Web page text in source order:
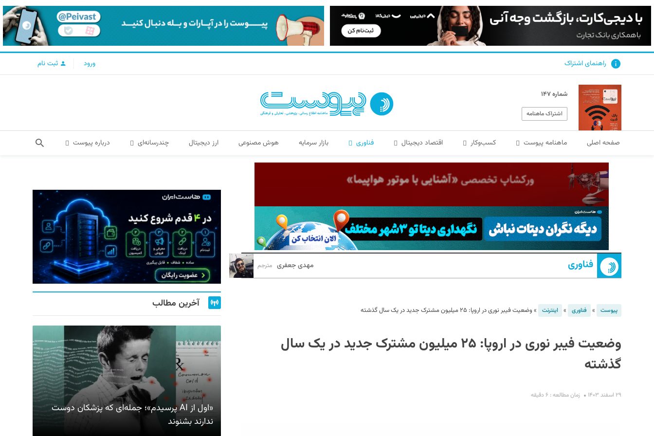
راهنمای اشتراک ورود ثبت نام
شماره ۱۴۷
اشتراک ماهنامه
صفحه اصلی ماهنامه پیوست کسب‌و‌کار اقتصاد دیجیتال فناوری بازار سرمایه هوش مصنوعی ارز دیجیتال چندرسانه‌ای درباره پیوست
فناوری مهدی جعفری مترجم
پیوست » فناوری » اینترنت » وضعیت فیبر نوری در اروپا: ۲۵ میلیون مشترک جدید در یک سال گذشته
وضعیت فیبر نوری در اروپا: ۲۵ میلیون مشترک جدید در یک سال
گذشته
۲۹ اسفند ۱۴۰۳ زمان مطالعه : ۶ دقیقه
آخرین مطالب
«اول از AI پرسیدم»؛ جمله‌ای که پزشکان دوست
ندارند بشنوند